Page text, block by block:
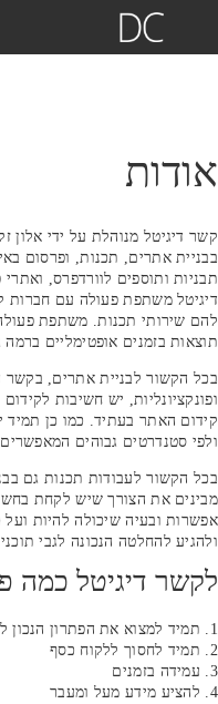
אודות
קשר דיגיטל מנוהלת על ידי אלון
בבניית אתרים, תכנות, ופרסום
תבניות ותוספים לוורדפרס, ואתרי
דיגיטל משתפת פעולה עם חברות
להם שירותי תכנות. משתפת
תוצאות בזמנים אופטימליים ברמה
בכל הקשור לבניית אתרים, בקשר
ופונקציונליות, יש חשיבות
קידום האתר בעתיד. כמו כן תמיד
ולפי סטנדרטים גבוהים
בכל הקשור לעבודות תכנות גם
מבינים את הצורך שיש לקחת
אפשרות ובעיה שיכולה להיות
ולהגיע להחלטה הנכונה לגבי
לקשר דיגיטל כמה
תמיד למצוא את הפתרון הנכון
תמיד לחסוך ללקוח כסף
עמידה בזמנים
להציע מידע מעל ומעבר